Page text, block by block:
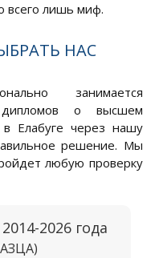
всего лишь миф.
НАС
занимается
о высшем
в Елабуге через нашу
решение. Мы
любую проверку
2026 года